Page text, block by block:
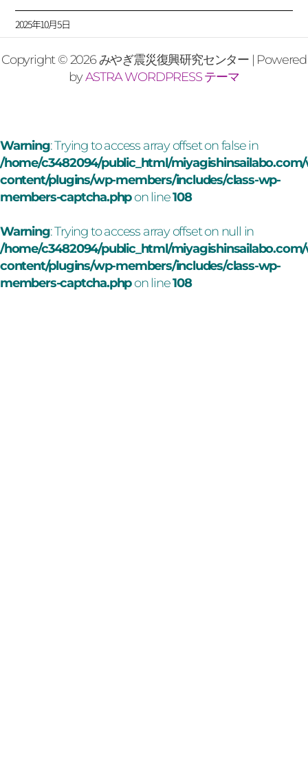
2025年10月5日
Copyright © 2026 みやぎ震災復興研究センター | Powered
byASTRA WORDPRESS テーマ
Warning: Trying to access array offset on false in
/home/c3482094/public_html/
content/plugins/wp-members/includes/class-wp-
members-captcha.phpon line108
Warning: Trying to access array offset on null in
/home/c3482094/public_html/
content/plugins/wp-members/includes/class-wp-
members-captcha.phpon line108